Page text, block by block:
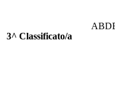
3^ Classificato/a